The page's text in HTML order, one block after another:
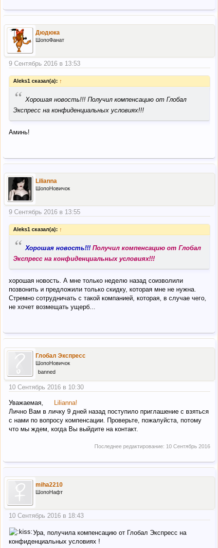
Дюдюка
ШопоФанат
9 Сентябрь 2016 в 13:53
Aleks1 сказал(а): ↑
“ Хорошая новость!!! Получил компенсацию от Глобал
Экспресс на конфиденциальных условиях!!!
Аминь!
Lilianna
ШопоНовичок
9 Сентябрь 2016 в 13:55
Aleks1 сказал(а): ↑
“ Хорошая новость!!! Получил компенсацию от Глобал
Экспресс на конфиденциальных условиях!!!
хорошая новость. А мне только неделю назад соизволили
позвонить и предложили только скидку, которая мне не нужна.
Стремно сотрудничать с такой компанией, которая, в случае чего,
не хочет возмещать ущерб...
Глобал Экспресс
ШопоНовичок
banned
10 Сентябрь 2016 в 10:30
Уважаемая,
Lilianna!
Лично Вам в личку 9 дней назад поступило приглашение с взяться
с нами по вопросу компенсации. Проверьте, пожалуйста, потому
что мы ждем, когда Вы выйдите на контакт.
Последнее редактирование: 10 Сентябрь 2016
miha2210
ШопоНафт
10 Сентябрь 2016 в 18:43
Ура, получила компенсацию от Глобал Экспресс на
конфиденциальных условиях !